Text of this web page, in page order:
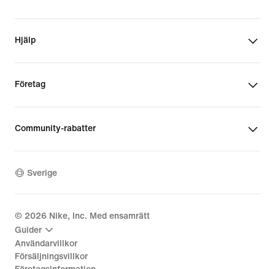
Hjälp
Företag
Community-rabatter
Sverige
© 2026 Nike, Inc. Med ensamrätt
Guider
Användarvillkor
Försäljningsvillkor